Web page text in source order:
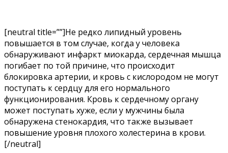
[neutral title=””]Не редко липидный уровень
повышается в том случае, когда у человека
обнаруживают инфаркт миокарда, сердечная мышца
погибает по той причине, что происходит
блокировка артерии, и кровь с кислородом не могут
поступать к сердцу для его нормального
функционирования. Кровь к сердечному органу
может поступать хуже, если у мужчины была
обнаружена стенокардия, что также вызывает
повышение уровня плохого холестерина в крови.
[/neutral]